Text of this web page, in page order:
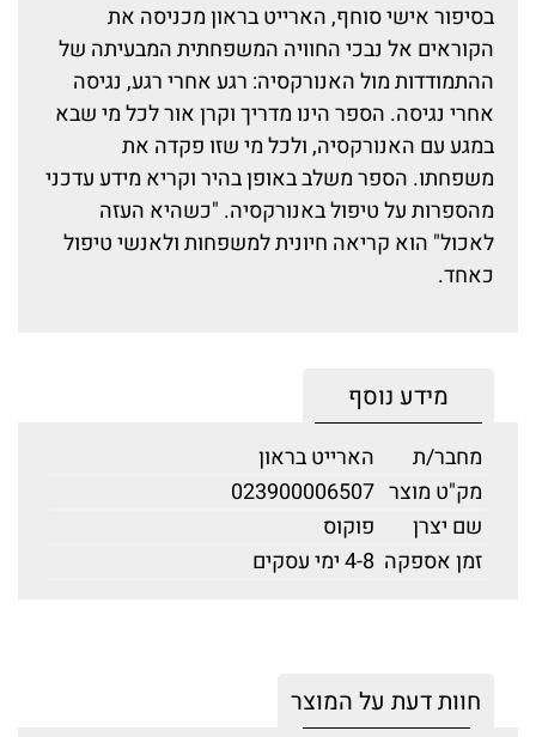
בסיפור אישי סוחף, הארייט בראון מכניסה את
הקוראים אל נבכי החוויה המשפחתית המבעיתה של
ההתמודדות מול האנורקסיה: רגע אחרי רגע, נגיסה
אחרי נגיסה. הספר הינו מדריך וקרן אור לכל מי שבא
במגע עם האנורקסיה, ולכל מי שזו פקדה את
משפחתו. הספר משלב באופן בהיר וקריא מידע עדכני
מהספרות על טיפול באנורקסיה. "כשהיא העזה
לאכול" הוא קריאה חיונית למשפחות ולאנשי טיפול
כאחד.
מידע נוסף
מחבר/ת
הארייט בראון
מק"ט מוצר 023900006507
שם יצרן
פוקוס
זמן אספקה 4-8 ימי עסקים
חוות דעת על המוצר